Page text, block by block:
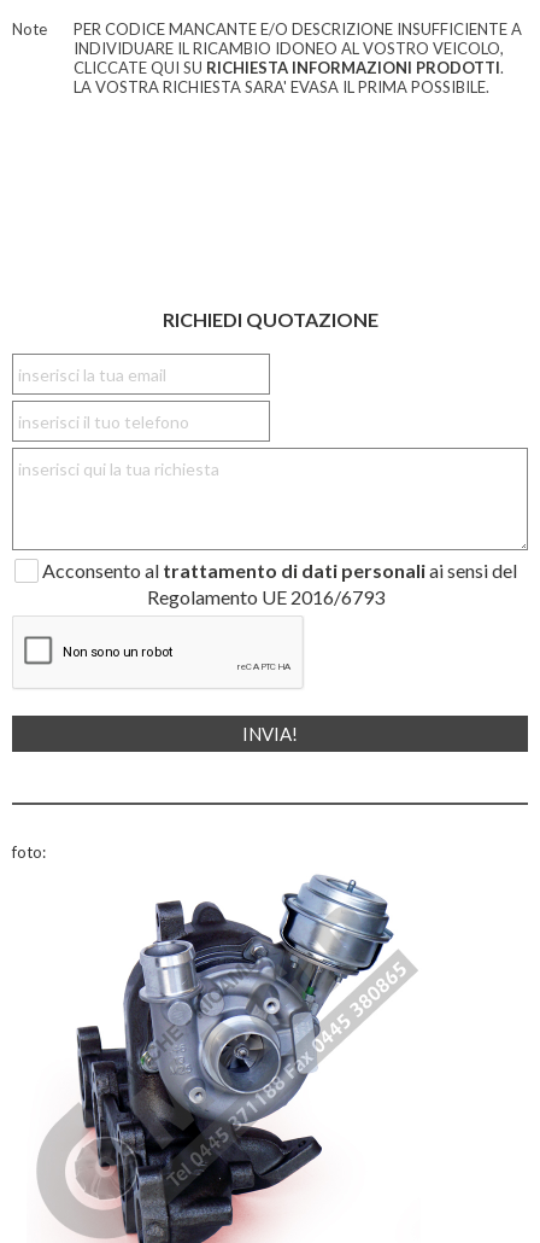
Note
PER CODICE MANCANTE E/O DESCRIZIONE INSUFFICIENTE A
INDIVIDUARE IL RICAMBIO IDONEO AL VOSTRO VEICOLO,
CLICCATE QUI SU RICHIESTA INFORMAZIONI PRODOTTI.
LA VOSTRA RICHIESTA SARA' EVASA IL PRIMA POSSIBILE.
RICHIEDI QUOTAZIONE
Acconsento al trattamento di dati personaliai sensi del
Regolamento UE 2016/6793
foto: